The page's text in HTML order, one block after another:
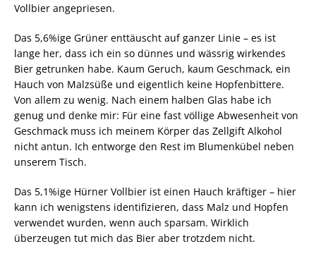
Vollbier angepriesen.
Das 5,6%ige Grüner enttäuscht auf ganzer Linie – es ist
lange her, dass ich ein so dünnes und wässrig wirkendes
Bier getrunken habe. Kaum Geruch, kaum Geschmack, ein
Hauch von Malzsüße und eigentlich keine Hopfenbittere.
Von allem zu wenig. Nach einem halben Glas habe ich
genug und denke mir: Für eine fast völlige Abwesenheit von
Geschmack muss ich meinem Körper das Zellgift Alkohol
nicht antun. Ich entworge den Rest im Blumenkübel neben
unserem Tisch.
Das 5,1%ige Hürner Vollbier ist einen Hauch kräftiger – hier
kann ich wenigstens identifizieren, dass Malz und Hopfen
verwendet wurden, wenn auch sparsam. Wirklich
überzeugen tut mich das Bier aber trotzdem nicht.